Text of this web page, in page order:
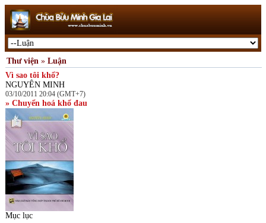
Thư viện » Luận
Vì sao tôi khổ?
NGUYÊN MINH
03/10/2011 20:04 (GMT+7)
» Chuyển hoá khổ đau
Mục lục